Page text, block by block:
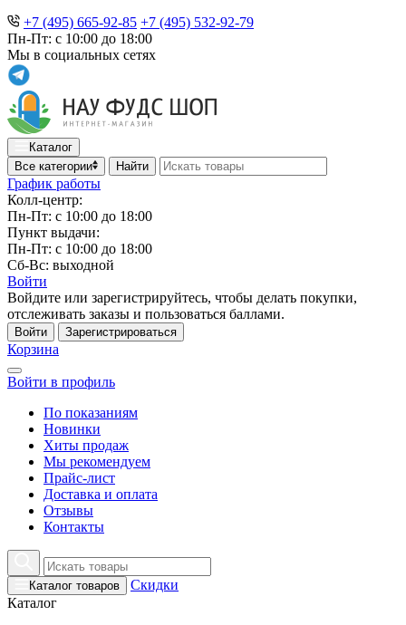
+7 (495) 665-92-85 +7 (495) 532-92-79
Пн-Пт: с 10:00 до 18:00
Мы в социальных сетях
Каталог
Все категории
Найти
График работы
Колл-центр:
Пн-Пт: с 10:00 до 18:00
Пункт выдачи:
Пн-Пт: с 10:00 до 18:00
Сб-Вс: выходной
Войти
Войдите или зарегистрируйтесь, чтобы делать покупки,
отслеживать заказы и пользоваться баллами.
Войти Зарегистрироваться
Корзина
Войти в профиль
По показаниям
Новинки
Хиты продаж
Мы рекомендуем
Прайс-лист
Доставка и оплата
Отзывы
Контакты
Каталог товаров
Скидки
Каталог